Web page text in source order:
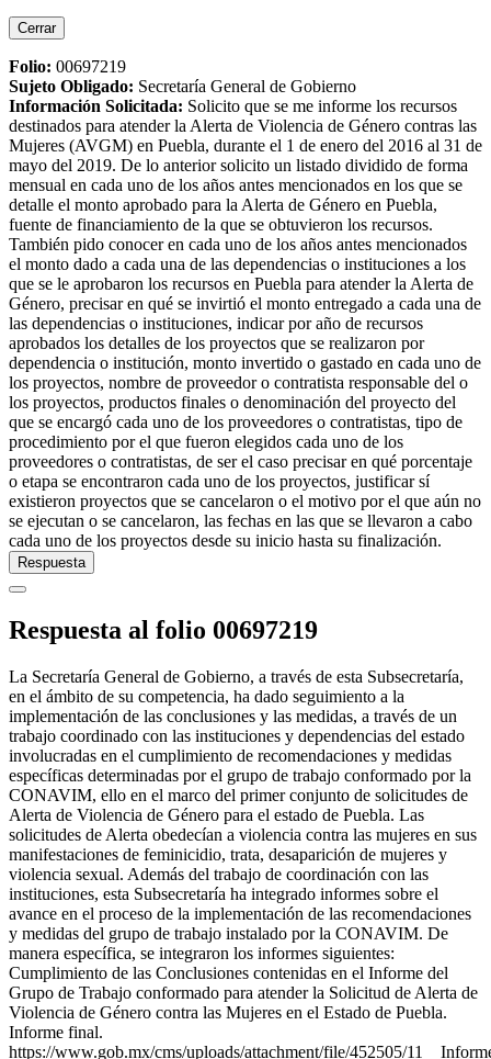
Cerrar
Folio: 00697219
Sujeto Obligado: Secretaría General de Gobierno
Información Solicitada: Solicito que se me informe los recursos
destinados para atender la Alerta de Violencia de Género contras las
Mujeres (AVGM) en Puebla, durante el 1 de enero del 2016 al 31 de
mayo del 2019. De lo anterior solicito un listado dividido de forma
mensual en cada uno de los años antes mencionados en los que se
detalle el monto aprobado para la Alerta de Género en Puebla,
fuente de financiamiento de la que se obtuvieron los recursos.
También pido conocer en cada uno de los años antes mencionados
el monto dado a cada una de las dependencias o instituciones a los
que se le aprobaron los recursos en Puebla para atender la Alerta de
Género, precisar en qué se invirtió el monto entregado a cada una de
las dependencias o instituciones, indicar por año de recursos
aprobados los detalles de los proyectos que se realizaron por
dependencia o institución, monto invertido o gastado en cada uno de
los proyectos, nombre de proveedor o contratista responsable del o
los proyectos, productos finales o denominación del proyecto del
que se encargó cada uno de los proveedores o contratistas, tipo de
procedimiento por el que fueron elegidos cada uno de los
proveedores o contratistas, de ser el caso precisar en qué porcentaje
o etapa se encontraron cada uno de los proyectos, justificar sí
existieron proyectos que se cancelaron o el motivo por el que aún no
se ejecutan o se cancelaron, las fechas en las que se llevaron a cabo
cada uno de los proyectos desde su inicio hasta su finalización.
Respuesta
Respuesta al folio 00697219
La Secretaría General de Gobierno, a través de esta Subsecretaría,
en el ámbito de su competencia, ha dado seguimiento a la
implementación de las conclusiones y las medidas, a través de un
trabajo coordinado con las instituciones y dependencias del estado
involucradas en el cumplimiento de recomendaciones y medidas
específicas determinadas por el grupo de trabajo conformado por la
CONAVIM, ello en el marco del primer conjunto de solicitudes de
Alerta de Violencia de Género para el estado de Puebla. Las
solicitudes de Alerta obedecían a violencia contra las mujeres en sus
manifestaciones de feminicidio, trata, desaparición de mujeres y
violencia sexual. Además del trabajo de coordinación con las
instituciones, esta Subsecretaría ha integrado informes sobre el
avance en el proceso de la implementación de las recomendaciones
y medidas del grupo de trabajo instalado por la CONAVIM. De
manera específica, se integraron los informes siguientes:
Cumplimiento de las Conclusiones contenidas en el Informe del
Grupo de Trabajo conformado para atender la Solicitud de Alerta de
Violencia de Género contra las Mujeres en el Estado de Puebla.
Informe final.
https://www.gob.mx/cms/uploads/attachment/file/452505/